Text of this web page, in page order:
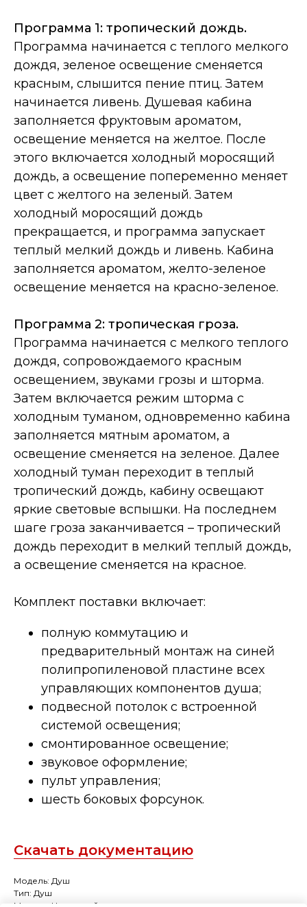
Программа 1: тропический дождь.
Программа начинается с теплого мелкого
дождя, зеленое освещение сменяется
красным, слышится пение птиц. Затем
начинается ливень. Душевая кабина
заполняется фруктовым ароматом,
освещение меняется на желтое. После
этого включается холодный моросящий
дождь, а освещение попеременно меняет
цвет с желтого на зеленый. Затем
холодный моросящий дождь
прекращается, и программа запускает
теплый мелкий дождь и ливень. Кабина
заполняется ароматом, желто-зеленое
освещение меняется на красно-зеленое.
Программа 2: тропическая гроза.
Программа начинается с мелкого теплого
дождя, сопровождаемого красным
освещением, звуками грозы и шторма.
Затем включается режим шторма с
холодным туманом, одновременно кабина
заполняется мятным ароматом, а
освещение сменяется на зеленое. Далее
холодный туман переходит в теплый
тропический дождь, кабину освещают
яркие световые вспышки. На последнем
шаге гроза заканчивается – тропический
дождь переходит в мелкий теплый дождь,
а освещение сменяется на красное.
Комплект поставки включает:
полную коммутацию и
предварительный монтаж на синей
полипропиленовой пластине всех
управляющих компонентов душа;
подвесной потолок с встроенной
системой освещения;
смонтированное освещение;
звуковое оформление;
пульт управления;
шесть боковых форсунок.
Скачать документацию
Модель: Душ
Тип: Душ